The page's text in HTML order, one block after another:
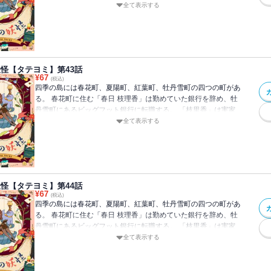
を離れ、慣れないところで新しい生活を始めたが、なぜか毎日靴
全て表示する
【タテヨミ】第43話
¥67 (税込)
四季の島には春花町、夏陽町、紅葉町、牡丹雪町の四つの町があ
る。 春花町に住む「春日 枝理香」は勤めていた銀行を辞め、牡
丹雪町にあるビッグフット銀行に転職する。 「枝里香」は実家
を離れ、慣れないところで新しい生活を始めたが、なぜか毎日靴
全て表示する
【タテヨミ】第44話
¥67 (税込)
四季の島には春花町、夏陽町、紅葉町、牡丹雪町の四つの町があ
る。 春花町に住む「春日 枝理香」は勤めていた銀行を辞め、牡
丹雪町にあるビッグフット銀行に転職する。 「枝里香」は実家
を離れ、慣れないところで新しい生活を始めたが、なぜか毎日靴
全て表示する